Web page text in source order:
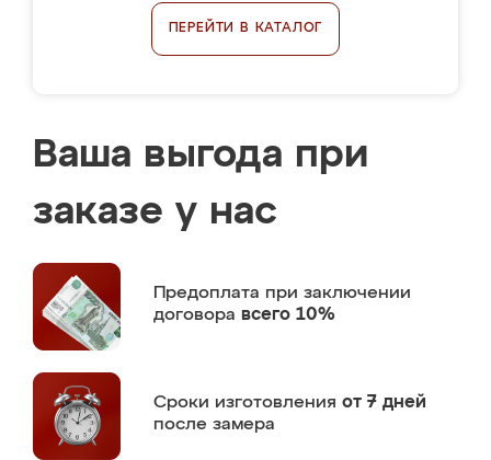
ПЕРЕЙТИ В КАТАЛОГ
Ваша выгода при
заказе у нас
Предоплата при заключении
договора всего 10%
Сроки изготовления от 7 дней
после замера